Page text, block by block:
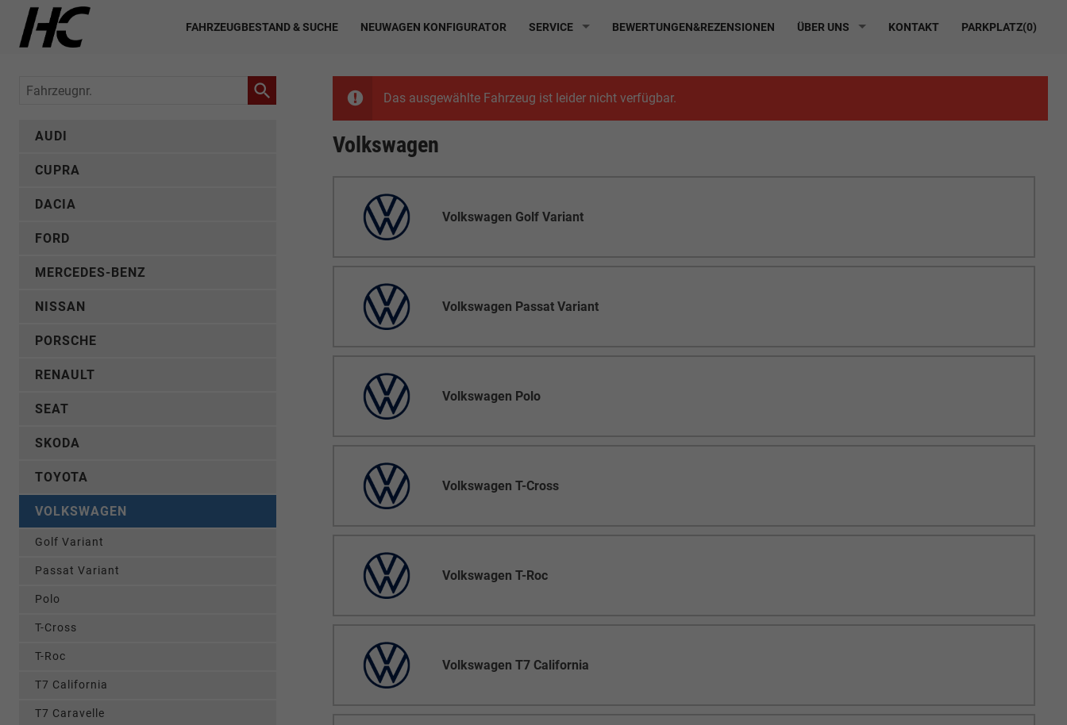
FAHRZEUGBESTAND & SUCHE NEUWAGEN KONFIGURATOR SERVICE BEWERTUNGEN&REZENSIONEN ÜBER UNS KONTAKT PARKPLATZ(0)
Das ausgewählte Fahrzeug ist leider nicht verfügbar.
Volkswagen
Volkswagen Golf Variant
Volkswagen Passat Variant
Volkswagen Polo
Volkswagen T-Cross
Volkswagen T-Roc
Volkswagen T7 California
Fahrzeugnr.
AUDI
CUPRA
DACIA
FORD
MERCEDES-BENZ
NISSAN
PORSCHE
RENAULT
SEAT
SKODA
TOYOTA
VOLKSWAGEN
Golf Variant
Passat Variant
Polo
T-Cross
T-Roc
T7 California
T7 Caravelle